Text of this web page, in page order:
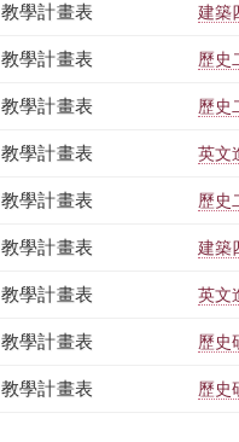
教學計畫表 建築
教學計畫表 歷史
教學計畫表 歷史
教學計畫表 英文
教學計畫表 歷史
教學計畫表 建築
教學計畫表 英文
教學計畫表 歷史
教學計畫表 歷史